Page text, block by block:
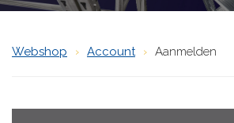
Webshop Account Aanmelden